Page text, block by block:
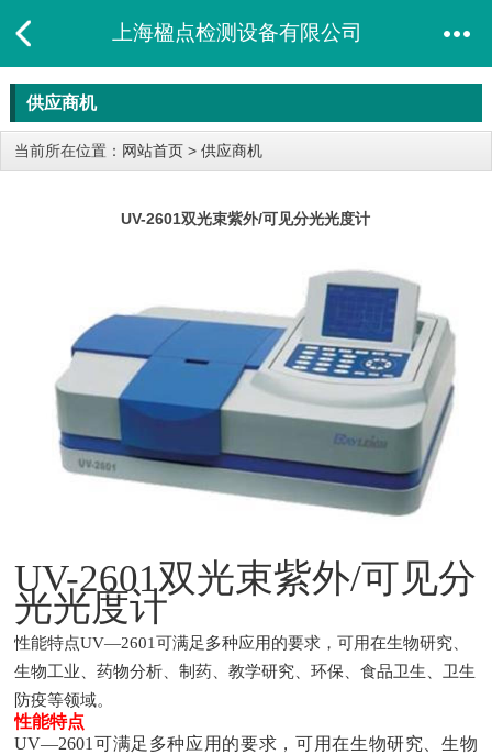
上海楹点检测设备有限公司
供应商机
当前所在位置： 网站首页 > 供应商机
UV-2601双光束紫外/可见分光光度计
UV-2601双光束紫外/可见分
光光度计
性能特点UV—2601可满足多种应用的要求，可用在生物研究、
生物工业、药物分析、制药、教学研究、环保、食品卫生、卫生
防疫等领域。
性能特点
UV—2601可满足多种应用的要求，可用在生物研究、生物